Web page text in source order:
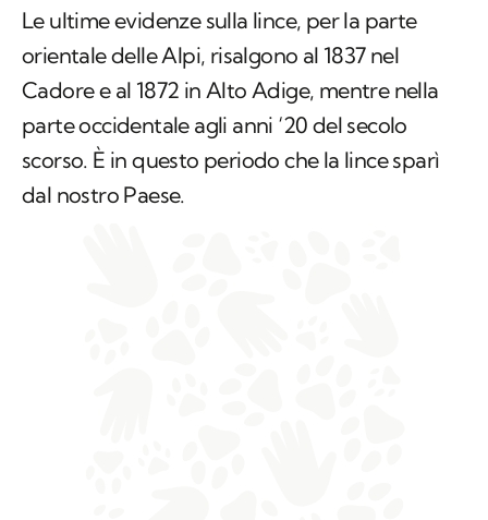
Le ultime evidenze sulla lince, per la parte
orientale delle Alpi, risalgono al 1837 nel
Cadore e al 1872 in Alto Adige, mentre nella
parte occidentale agli anni ‘20 del secolo
scorso. È in questo periodo che la lince sparì
dal nostro Paese.